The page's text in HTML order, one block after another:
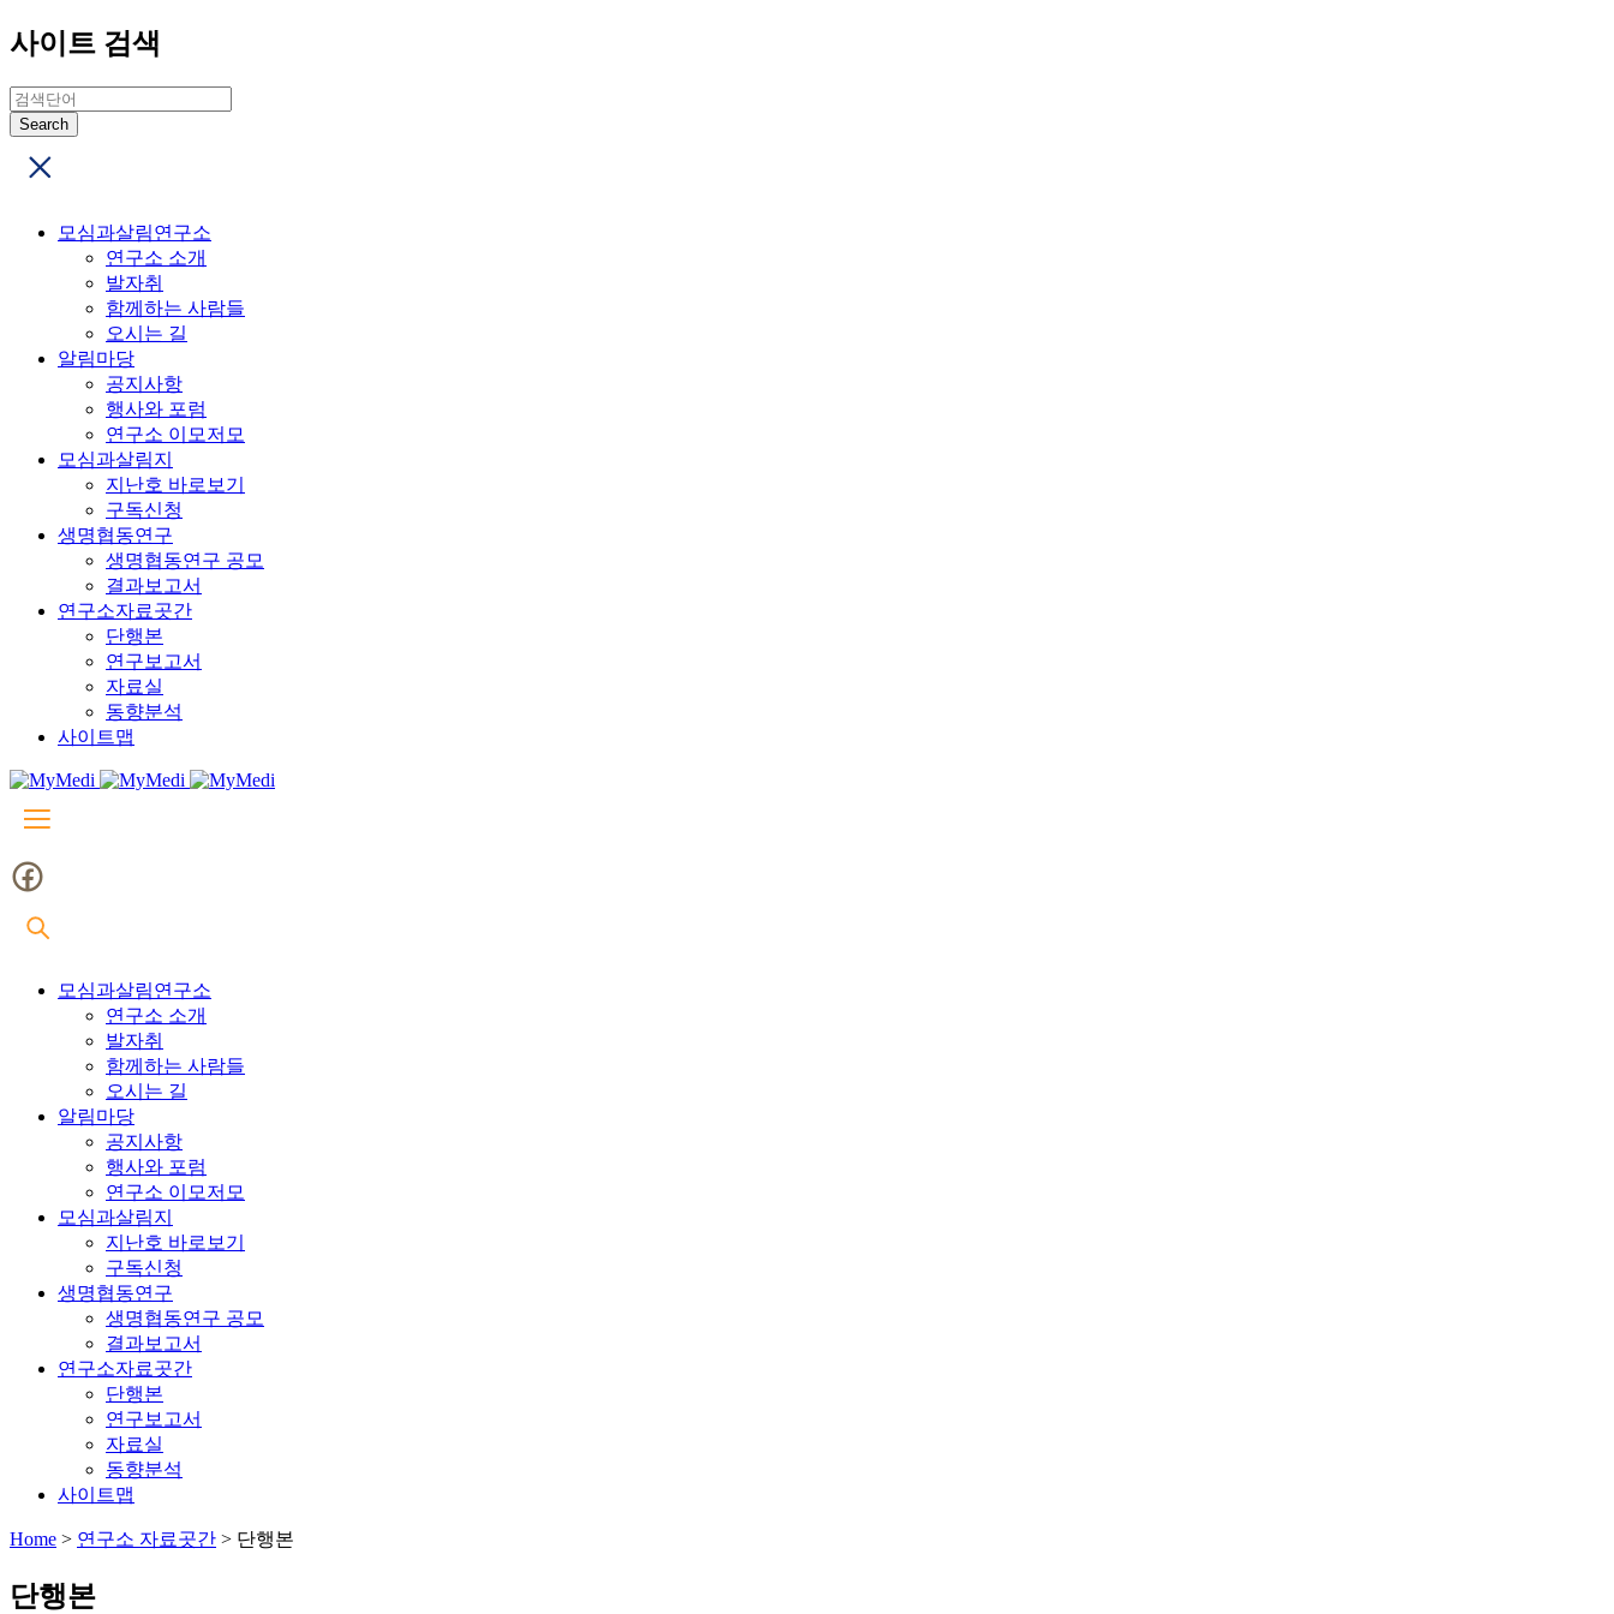
사이트 검색
모심과살림연구소
연구소 소개
발자취
함께하는 사람들
오시는 길
알림마당
공지사항
행사와 포럼
연구소 이모저모
모심과살림지
지난호 바로보기
구독신청
생명협동연구
생명협동연구 공모
결과보고서
연구소자료곳간
단행본
연구보고서
자료실
동향분석
사이트맵
모심과살림연구소
연구소 소개
발자취
함께하는 사람들
오시는 길
알림마당
공지사항
행사와 포럼
연구소 이모저모
모심과살림지
지난호 바로보기
구독신청
생명협동연구
생명협동연구 공모
결과보고서
연구소자료곳간
단행본
연구보고서
자료실
동향분석
사이트맵
Home > 연구소 자료곳간 > 단행본
단행본